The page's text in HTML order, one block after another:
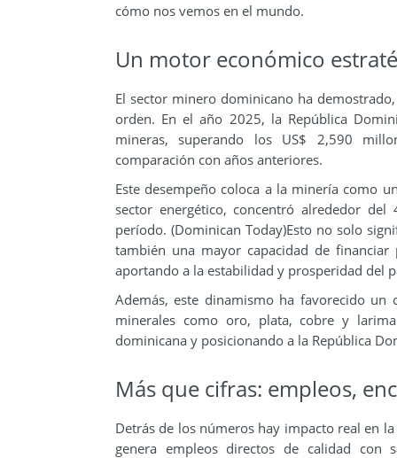
cómo nos vemos en el mundo.
Un motor económico
El sector minero dominicano ha
orden. En el año 2025, la República
mineras, superando los US$ 2,590
comparación con años anteriores.
Este desempeño coloca a la minería como
sector energético, concentró alrededor
período. (Dominican Today)Esto no solo
también una mayor capacidad de
aportando a la estabilidad y prosperidad del
Además, este dinamismo ha favorecido
minerales como oro, plata, cobre y
dominicana y posicionando a la República
Más que cifras: empleos,
Detrás de los números hay impacto real en
genera empleos directos de calidad con